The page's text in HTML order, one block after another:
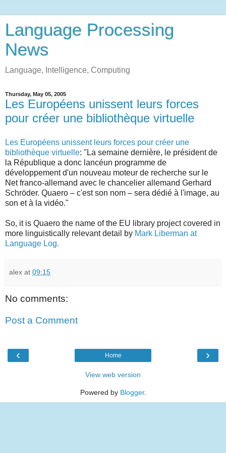
Language Processing
News
Language, Intelligence, Computing
Thursday, May 05, 2005
Les Européens unissent leurs forces
pour créer une bibliothèque virtuelle
Les Européens unissent leurs forces pour créer une
bibliothèque virtuelle: "La semaine dernière, le président de
la République a donc lancéun programme de
développement d'un nouveau moteur de recherche sur le
Net franco-allemand avec le chancelier allemand Gerhard
Schröder. Quaero – c'est son nom – sera dédié à l'image, au
son et à la vidéo."
So, it is Quaero the name of the EU library project covered in
more linguistically relevant detail by Mark Liberman at
Language Log.
alex at 09:15
No comments:
Post a Comment
‹ ›
Home
View web version
Powered by Blogger.